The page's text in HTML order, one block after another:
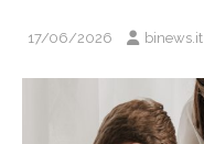
17/06/2026 binews.it